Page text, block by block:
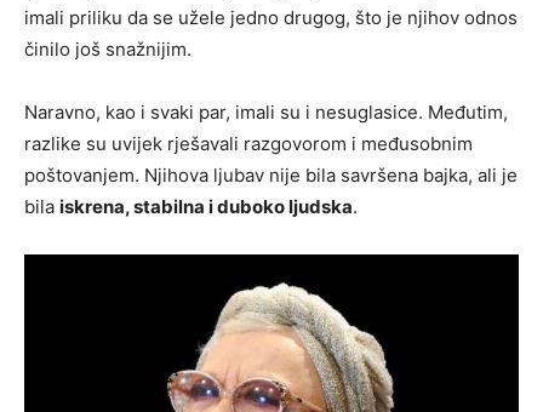
imali priliku da se užele jedno drugog, što je njihov odnos
činilo još snažnijim.
Naravno, kao i svaki par, imali su i nesuglasice. Međutim,
razlike su uvijek rješavali razgovorom i međusobnim
poštovanjem. Njihova ljubav nije bila savršena bajka, ali je
bila iskrena, stabilna i duboko ljudska.